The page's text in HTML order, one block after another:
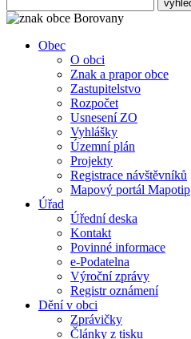
Obec
O obci
Znak a prapor obce
Zastupitelstvo
Rozpočet
Usnesení ZO
Vyhlášky
Územní plán
Projekty
Registrace návštěvníků
Mapový portál Mapotip
Úřad
Úřední deska
Kontakt
Povinné informace
e-Podatelna
Výroční zprávy
Registr oznámení
Dění v obci
Zprávičky
Články z tisku